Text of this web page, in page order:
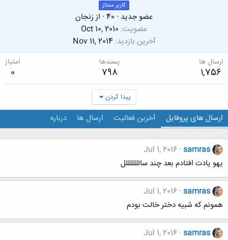
کاربر ممتاز
عضو جدید ·
· از زنجان
عضویت Oct 10, 2010
آخرین بازدید Nov 11, 2014
ارسال ها
1,756
پسندها
798
امتیاز
0
پیدا کردن
ارسال های پروفایل آخرین فعالیت ارسال ها درباره
samras
Jul 1, 2016
یهو یادت افتادم بعد چند سالللللللل
samras
Jul 1, 2016
همونم که شبیه دختر خالت بودم
samras
Jul 1, 2016